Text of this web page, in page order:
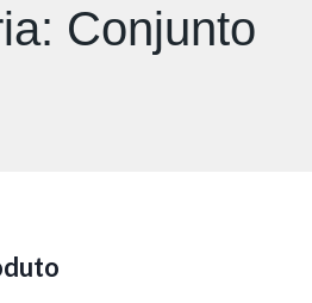
Conjunto